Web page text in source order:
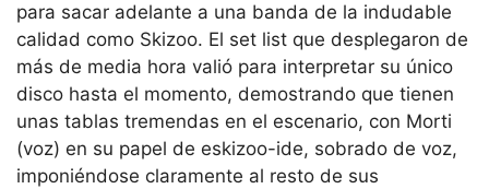
para sacar adelante a una banda de la indudable
calidad como Skizoo. El set list que desplegaron de
más de media hora valió para interpretar su único
disco hasta el momento, demostrando que tienen
unas tablas tremendas en el escenario, con Morti
(voz) en su papel de eskizoo-ide, sobrado de voz,
imponiéndose claramente al resto de sus